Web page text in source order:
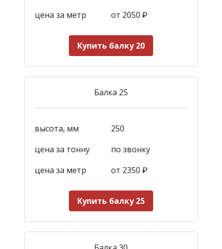
цена за метр
от 2050 ₽
Купить балку 20
Балка 25
высота, мм
250
цена за тонну
по звонку
цена за метр
от 2350 ₽
Купить балку 25